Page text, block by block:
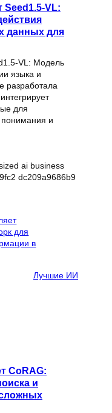
Seed1.5-VL:
данных для
VL: Модель
языка и
разработала
для
и
Лучшие ИИ
CoRAG:
и